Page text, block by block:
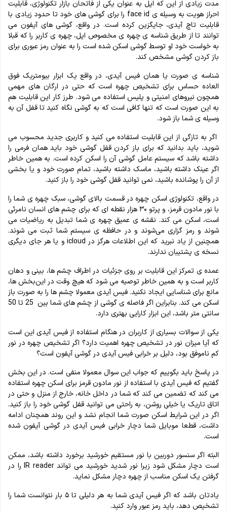
مدت زیادی از این که اپل به عنوان یکی‌ از فاتحان بازار تکنولوژی، قابلیت
احراز هویت به وسیله ی face id را برای گوشی های خود تا حدود زیادی با
قابلیت تاچ آیدی، جایگزین کرده است. در واقع، گوشی‌ های آیفون می‌
توانند تا از طریق شناسه ی چهره ی مخصوص اپل، چهره ی کاربر را که قبلا
به خواست خود او توسط گوشی اسکن شده است را به عنوان رمز عبوری برای
باز کردن گوشی مشخص کند.
شناسه ی صورت یا همان فیس آیدی، در واقع یک ابزار بیومتریک فوق‌
العاده حساس برای تشخیص چهره است که حتی در ارگان های مهمی
همچون نیروهای امنیتی و پلیس استفاده می شود. طرز کار این قابلیت هم‌
به این‌ صورت است که تنها کافی است که به گوشی نگاه کنید تا قفل آن به
وسیله ی شما باز شود.
اگر به تازگی از این قابلیت استفاده می کنید و کاربری جدید محسوب می
شوید، باید بدانید که برای باز کردن قفل گوشی خود باید همان فرمی را
داشته باشد که سیستم عامل گوشی آن را اسکن‌ کرده است. به همین‌ خاطر
اگر عینک داشته باشید، ماسک داشته باشید، تمام صورت خود و یا بخشی
از آن را پوشانده باشید، نمی توانید قفل گوشی خود را باز کنید.
در واقع، تکنولوژی اسکن چهره در قسمت بالای گوشی، سبک چهره ی شما را
با نور مادون قرمز، و پرتو ۳۰ هزار نقطه‌ ای که برای چشم های انسان نامرئی
است، اسکن می‌ کند. نقشه ی عمیق چهره ی شما تبدیل به ریاضیات می
شوند و رمز گزاری می‌شوند و در حافظه ی سیستم شما ثبت می شوند.
همچنین از یاد نبرید که این اطلاعات هرگز در icloud و یا هر جای دیگری
نسخه ی پشتیبان ندارند.
عمده ی تمرکز این قابلیت بر روی جزئیات در اطراف چشم‌ ها، بینی و دهان
کاربر است و به همین خاطر توصیه می شود که هیچ وقت در این‌بخش ها،
مانع برای شناسایی ایجاد نکنید. فیس آیدی معمولا چشم‌ ها را به صورت باز
اسکن می‌ کند. بنابراین اگر فاصله ی گوشی از چشم‌ های شما بین 25 تا 50
سانتی‌ متر باشد، این ابزار کارایی بهتری دارد.
یکی از سوالات بسیاری از کاربران در هنگام استفاده از فیس آیدی این است
که آیا میزان نور در تشخیص چهره اهمیت دارد؟ اگر تشخیص چهره در نور
کم ناموفق بود، دلیل بر خرابی فیس آیدی در گوشی آیفون است؟
در پاسخ باید بگوییم که جواب این سوال معمولا منفی است. در این بخش
گفتیم که فیس آیدی با استفاده از نور مادون قرمز برای اسکن چهره استفاده
می‌ کند که تضمین می کند که شما در داخل خانه، خارج از منزل و حتی در
اتاق تاریک یا خیلی روشن، به راحتی می توانید قفل گوشی خود را باز کنید.
اگر در این شرایط اسکن‌ صورت شما انجام نشد و این روند همچنان ادامه
داشت، قطعا موبایل شما دچار خرابی فیس آیدی در گوشی آیفون شده
است.
البته اگر سنسور دوربین با نور مستقیم خورشید برخورد داشته باشد، ممکن
است دچار مشکل شود زیرا نور شدید خورشید می‌ تواند IR reader را در
گرفتن یک اسکن مناسب از چهره دچار مشکل نماید.
یادتان باشد که اگر فیس آیدی شما به هر دلیلی تا ۵ بار نتوانست شما را
تشخیص دهد، باید رمز عبور وارد کنید.